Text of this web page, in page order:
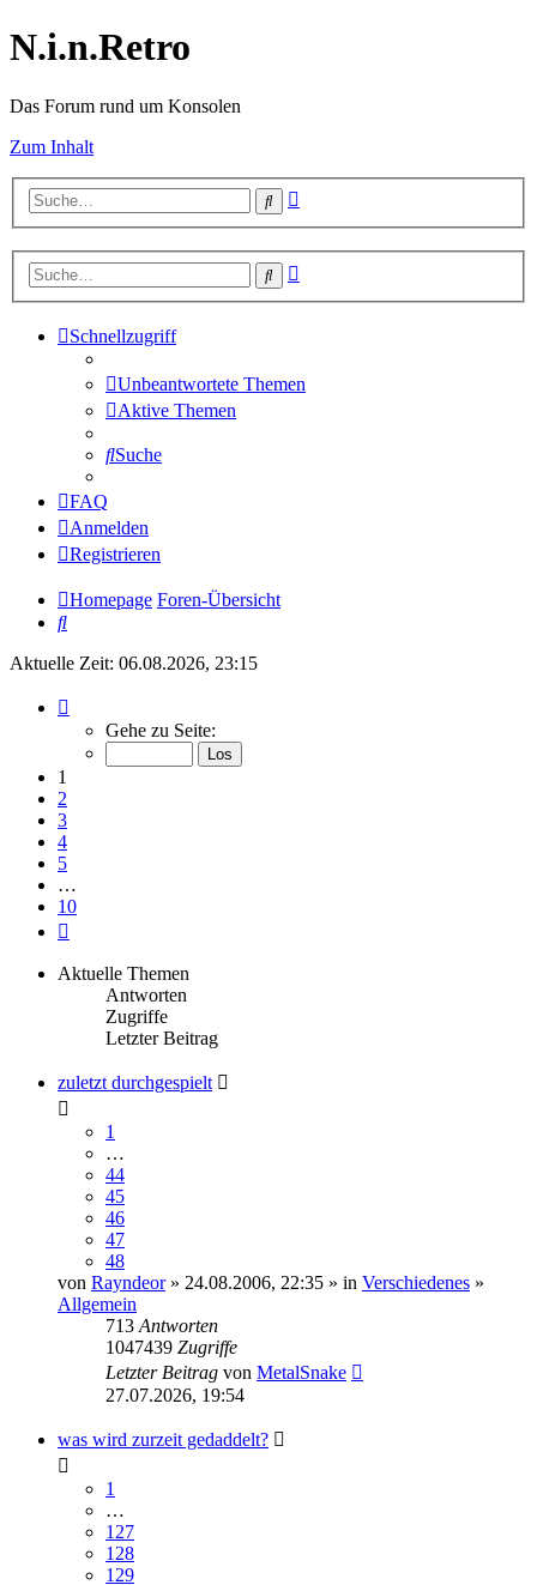
N.i.n.Retro
Das Forum rund um Konsolen
Zum Inhalt
Suche
Suche
Schnellzugriff
Unbeantwortete Themen
Aktive Themen
Suche
FAQ
Anmelden
Registrieren
Homepage Foren-Übersicht
Suche
Aktuelle Zeit: 06.08.2026, 23:15
von
Gehe zu Seite:
1
2
3
4
5
…
10
Aktuelle Themen
Antworten
Zugriffe
Letzter Beitrag
zuletzt durchgespielt
1
…
44
45
46
47
48
von Rayndeor» 24.08.2006, 22:35 » in Verschiedenes »
Allgemein
713 Antworten
1047439 Zugriffe
Letzter Beitrag von MetalSnake
27.07.2026, 19:54
was wird zurzeit gedaddelt?
1
…
127
128
129